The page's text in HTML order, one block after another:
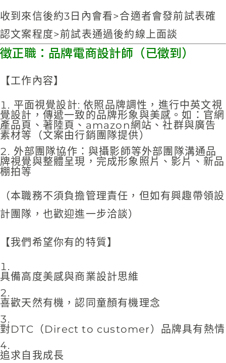
收到來信後約3日內會看>合適者會發前試表確
認文案程度>前試表通過後約線上面談
徵正職：品牌電商設計師（已徵到）
【工作內容】
平面視覺設計: 依照品牌調性，進行中英文視
覺設計，傳遞一致的品牌形象與美感。如：官網
產品頁、著陸頁、amazon網站、社群與廣告
素材等（文案由行銷團隊提供）
外部團隊協作：與攝影師等外部團隊溝通品
牌視覺與整體呈現，完成形象照片、影片、新品
棚拍等
（本職務不須負擔管理責任，但如有興趣帶領設
計團隊，也歡迎進一步洽談）
【我們希望你有的特質】
具備高度美感與商業設計思維
喜歡天然有機，認同童顏有機理念
對DTC（Direct to customer）品牌具有熱情
追求自我成長